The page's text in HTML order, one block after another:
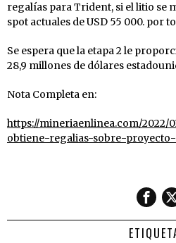
regalías para Trident, si el litio se
spot actuales de USD 55 000. por
Se espera que la etapa 2 le
28,9 millones de dólares
Nota Completa en:
https://mineriaenlinea.com/2022/
obtiene-regalias-sobre-